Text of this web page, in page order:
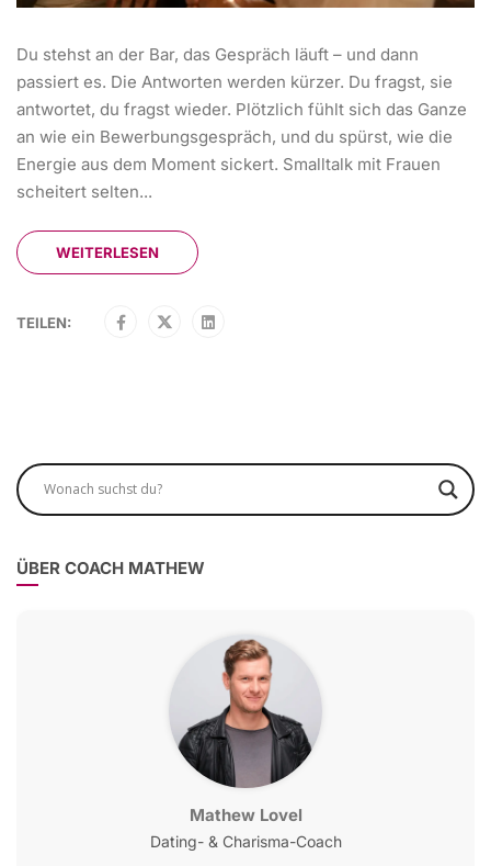
Du stehst an der Bar, das Gespräch läuft – und dann
passiert es. Die Antworten werden kürzer. Du fragst, sie
antwortet, du fragst wieder. Plötzlich fühlt sich das Ganze
an wie ein Bewerbungsgespräch, und du spürst, wie die
Energie aus dem Moment sickert. Smalltalk mit Frauen
scheitert selten...
WEITERLESEN
TEILEN:
ÜBER COACH MATHEW
Mathew Lovel
Dating- & Charisma-Coach